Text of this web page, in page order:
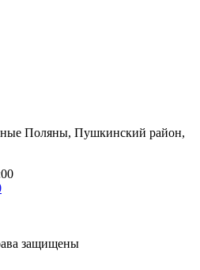
Поляны, Пушкинский район,
защищены